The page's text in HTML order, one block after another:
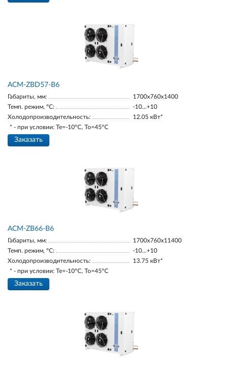
ACM-ZBD57-B6
Габариты, мм:
1700х760х1400
Темп. режим, °С:
-10...+10
Холодопроизводительность:
12.05 кВт*
* - при условии: Te=-10ºC, To=45ºC
Заказать
ACM-ZB66-B6
Габариты, мм:
1700х760х11400
Темп. режим, °С:
-10...+10
Холодопроизводительность:
13.75 кВт*
* - при условии: Te=-10ºC, To=45ºC
Заказать